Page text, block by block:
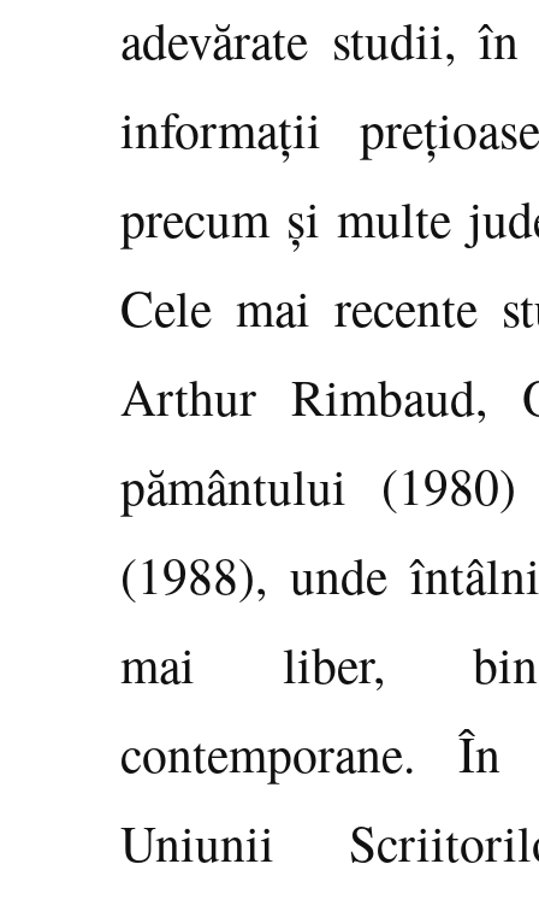
adevărate studii,
informaţii
precum şi multe
Cele mai recente
Arthur Rimbaud,
pământului
(1988), unde
mai liber,
contemporane.
Uniunii